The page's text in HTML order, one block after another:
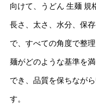
向けて、うどん 生麺 規
長さ、太さ、水分、保
で、すべての角度で整
麺がどのような基準を
でき、品質を保ちなが
す。